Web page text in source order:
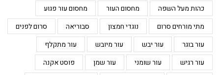
כהות מעל השפה
מחסום העור
מחסום עור פגוע
מתי מורחים סרום
נוגדי חמצון סבוריאה
סרום לפנים
עור בוגר
עור יבש עור מיובש
עור מתקלף
עור רגיש
עור שומני עור שמן
פוסט אקנה